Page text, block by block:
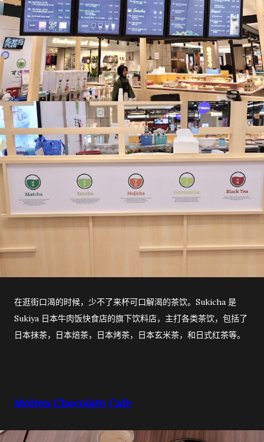
在逛街口渴的时候，少不了来杯可口解渴的茶饮。Sukicha 是
Sukiya 日本牛肉饭快食店的旗下饮料店，主打各类茶饮，包括了
日本抹茶，日本焙茶，日本烤茶，日本玄米茶，和日式红茶等。
Molten Chocolate Cafe